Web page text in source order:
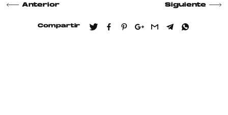
Anterior Siguiente
Compartir